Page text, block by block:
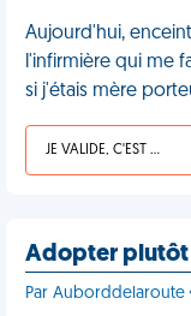
Aujourd'hui,
l'infirmière qui me
si j'étais mère
JE VALIDE, C'EST UNE VDM
Adopter plutôt
Par Auborddelaroute